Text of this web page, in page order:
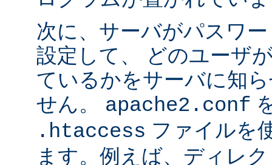
次に、サーバがパスワ
設定して、 どのユーザ
ているかをサーバに知
せん。 apache2.conf
.htaccess ファイルを
ます。例えば、ディレ